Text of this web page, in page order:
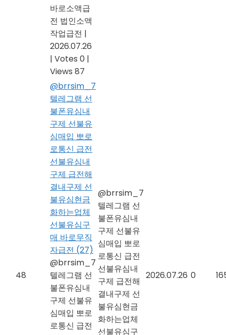
바로소액급
전 법인소액
작업급전 |
2026.07.26
| Votes 0 |
Views 87
48
@brrsim_7
텔레그램 선
불폰유심내
구제 선불유
심매입 뽀로
로통신 급전
선불유심내
구제 급전해
결내구제 선
불유심현금
화하는업체
선불유심구
매 바로무직
자급전 (27)
@brrsim_7
텔레그램 선
불폰유심내
구제 선불유
심매입 뽀로
로통신 급전
@brrsim_7
텔레그램 선
불폰유심내
구제 선불유
심매입 뽀로
로통신 급전
선불유심내
구제 급전해
결내구제 선
불유심현금
화하는업체
선불유심구
2026.07.26 0